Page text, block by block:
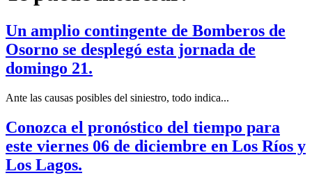
Un amplio contingente de Bomberos de
Osorno se desplegó esta jornada de
domingo 21.
Ante las causas posibles del siniestro, todo indica...
Conozca el pronóstico del tiempo para
este viernes 06 de diciembre en Los Ríos y
Los Lagos.